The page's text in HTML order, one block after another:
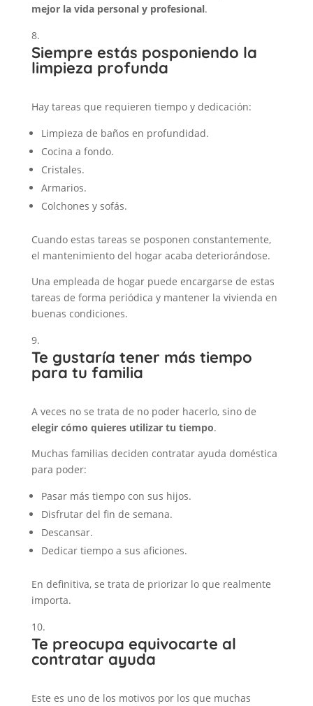
mejor la vida personal y profesional.
Siempre estás posponiendo la
limpieza profunda
Hay tareas que requieren tiempo y dedicación:
Limpieza de baños en profundidad.
Cocina a fondo.
Cristales.
Armarios.
Colchones y sofás.
Cuando estas tareas se posponen constantemente,
el mantenimiento del hogar acaba deteriorándose.
Una empleada de hogar puede encargarse de estas
tareas de forma periódica y mantener la vivienda en
buenas condiciones.
Te gustaría tener más tiempo
para tu familia
A veces no se trata de no poder hacerlo, sino de
elegir cómo quieres utilizar tu tiempo.
Muchas familias deciden contratar ayuda doméstica
para poder:
Pasar más tiempo con sus hijos.
Disfrutar del fin de semana.
Descansar.
Dedicar tiempo a sus aficiones.
En definitiva, se trata de priorizar lo que realmente
importa.
Te preocupa equivocarte al
contratar ayuda
Este es uno de los motivos por los que muchas